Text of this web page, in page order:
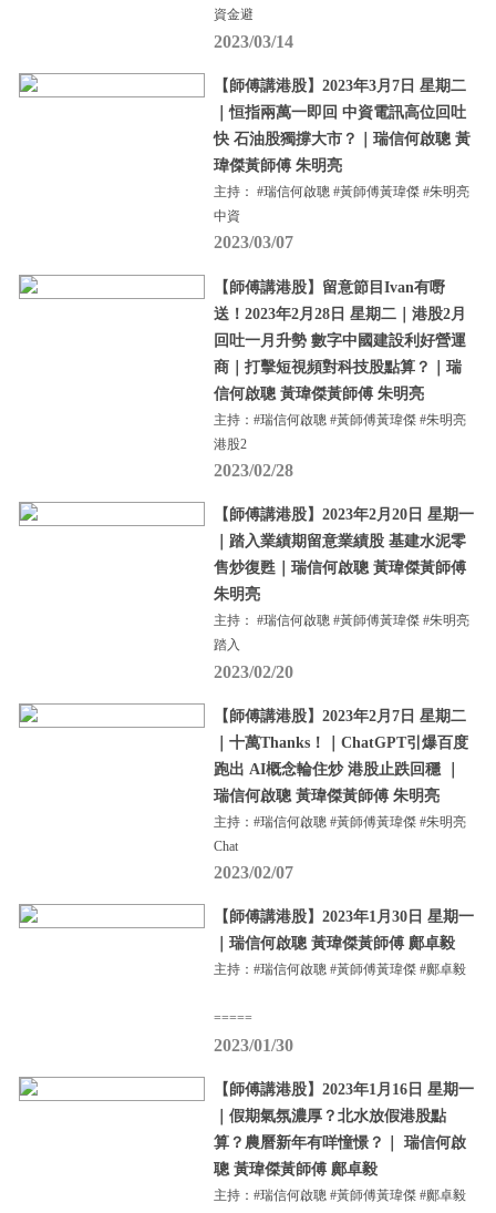
資金避
2023/03/14
【師傅講港股】2023年3月7日 星期二
｜恒指兩萬一即回 中資電訊高位回吐
快 石油股獨撐大市？｜瑞信何啟聰 黃
瑋傑黃師傅 朱明亮
主持： #瑞信何啟聰 #黃師傅黃瑋傑 #朱明亮
中資
2023/03/07
【師傅講港股】留意節目Ivan有嘢
送！2023年2月28日 星期二｜港股2月
回吐一月升勢 數字中國建設利好營運
商｜打擊短視頻對科技股點算？｜瑞
信何啟聰 黃瑋傑黃師傅 朱明亮
主持：#瑞信何啟聰 #黃師傅黃瑋傑 #朱明亮
港股2
2023/02/28
【師傅講港股】2023年2月20日 星期一
｜踏入業績期留意業績股 基建水泥零
售炒復甦｜瑞信何啟聰 黃瑋傑黃師傅
朱明亮
主持： #瑞信何啟聰 #黃師傅黃瑋傑 #朱明亮
踏入
2023/02/20
【師傅講港股】2023年2月7日 星期二
｜十萬Thanks！｜ChatGPT引爆百度
跑出 AI概念輪住炒 港股止跌回穩 ｜
瑞信何啟聰 黃瑋傑黃師傅 朱明亮
主持：#瑞信何啟聰 #黃師傅黃瑋傑 #朱明亮
Chat
2023/02/07
【師傅講港股】2023年1月30日 星期一
｜瑞信何啟聰 黃瑋傑黃師傅 鄺卓毅
主持：#瑞信何啟聰 #黃師傅黃瑋傑 #鄺卓毅
=====
2023/01/30
【師傅講港股】2023年1月16日 星期一
｜假期氣氛濃厚？北水放假港股點
算？農曆新年有咩憧憬？｜ 瑞信何啟
聰 黃瑋傑黃師傅 鄺卓毅
主持：#瑞信何啟聰 #黃師傅黃瑋傑 #鄺卓毅